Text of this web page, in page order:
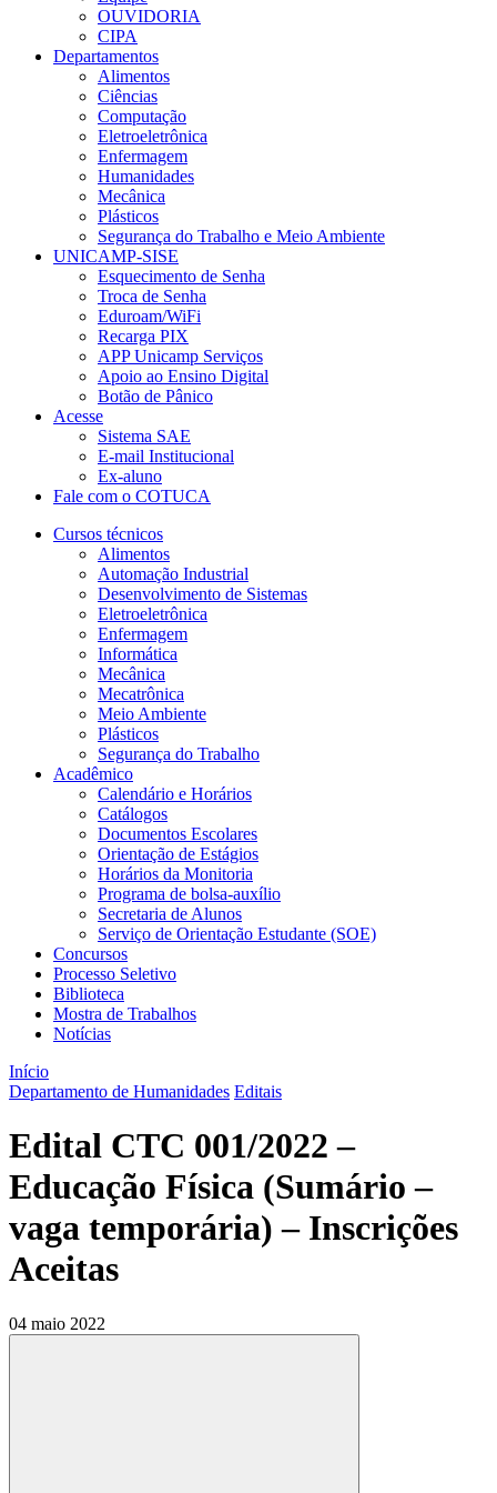
OUVIDORIA
CIPA
Departamentos
Alimentos
Ciências
Computação
Eletroeletrônica
Enfermagem
Humanidades
Mecânica
Plásticos
Segurança do Trabalho e Meio Ambiente
UNICAMP-SISE
Esquecimento de Senha
Troca de Senha
Eduroam/WiFi
Recarga PIX
APP Unicamp Serviços
Apoio ao Ensino Digital
Botão de Pânico
Acesse
Sistema SAE
E-mail Institucional
Ex-aluno
Fale com o COTUCA
Cursos técnicos
Alimentos
Automação Industrial
Desenvolvimento de Sistemas
Eletroeletrônica
Enfermagem
Informática
Mecânica
Mecatrônica
Meio Ambiente
Plásticos
Segurança do Trabalho
Acadêmico
Calendário e Horários
Catálogos
Documentos Escolares
Orientação de Estágios
Horários da Monitoria
Programa de bolsa-auxílio
Secretaria de Alunos
Serviço de Orientação Estudante (SOE)
Concursos
Processo Seletivo
Biblioteca
Mostra de Trabalhos
Notícias
Início
Departamento de Humanidades Editais
Edital CTC 001/2022 –
Educação Física (Sumário –
vaga temporária) – Inscrições
Aceitas
04 maio 2022